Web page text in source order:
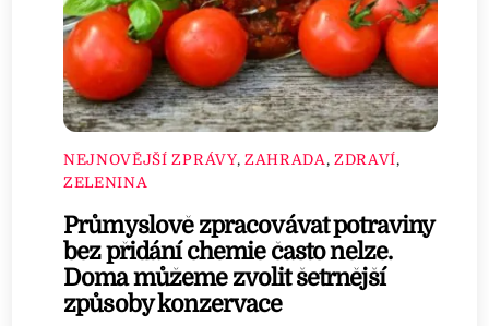
NEJNOVĚJŠÍ ZPRÁVY, ZAHRADA , ZDRAVÍ,
ZELENINA
Průmyslově zpracovávat potraviny
bez přidání chemie často nelze.
Doma můžeme zvolit šetrnější
způsoby konzervace